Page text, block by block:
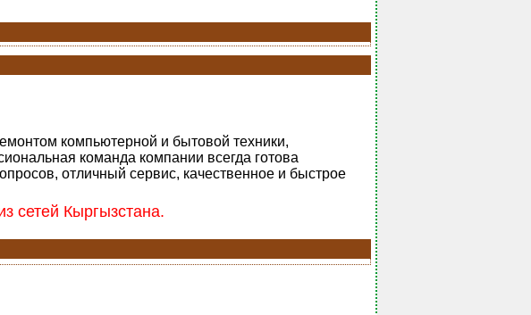
компьютерной и бытовой техники,
команда компании всегда готова
отличный сервис, качественное и быстрое
сетей Кыргызстана.